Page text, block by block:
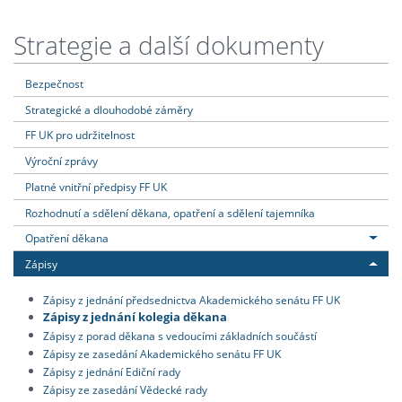
Strategie a další dokumenty
Bezpečnost
Strategické a dlouhodobé záměry
FF UK pro udržitelnost
Výroční zprávy
Platné vnitřní předpisy FF UK
Rozhodnutí a sdělení děkana, opatření a sdělení tajemníka
Opatření děkana
Zápisy
Zápisy z jednání předsednictva Akademického senátu FF UK
Zápisy z jednání kolegia děkana
Zápisy z porad děkana s vedoucími základních součástí
Zápisy ze zasedání Akademického senátu FF UK
Zápisy z jednání Ediční rady
Zápisy ze zasedání Vědecké rady